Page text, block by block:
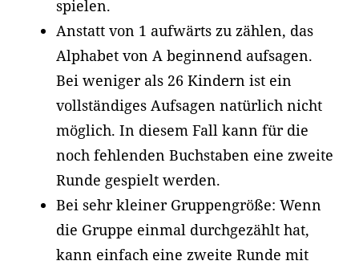
spielen.
Anstatt von 1 aufwärts zu zählen, das
Alphabet von A beginnend aufsagen.
Bei weniger als 26 Kindern ist ein
vollständiges Aufsagen natürlich nicht
möglich. In diesem Fall kann für die
noch fehlenden Buchstaben eine zweite
Runde gespielt werden.
Bei sehr kleiner Gruppengröße: Wenn
die Gruppe einmal durchgezählt hat,
kann einfach eine zweite Runde mit